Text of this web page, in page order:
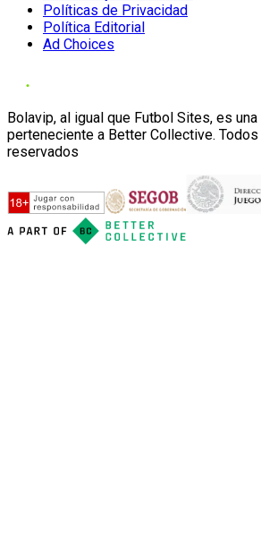
Políticas de Privacidad
Política Editorial
Ad Choices
Bolavip, al igual que Futbol Sites, es
perteneciente a Better Collective.
reservados